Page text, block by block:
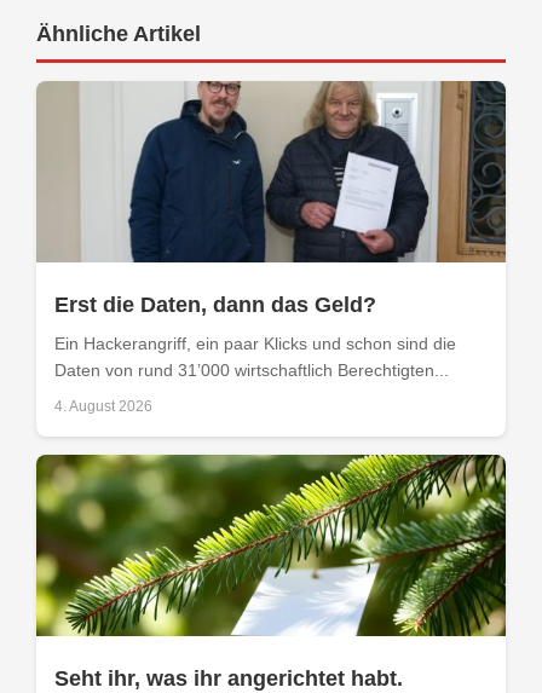
Ähnliche Artikel
Erst die Daten, dann das Geld?
Ein Hackerangriff, ein paar Klicks und schon sind die
Daten von rund 31’000 wirtschaftlich Berechtigten...
4. August 2026
Seht ihr, was ihr angerichtet habt.